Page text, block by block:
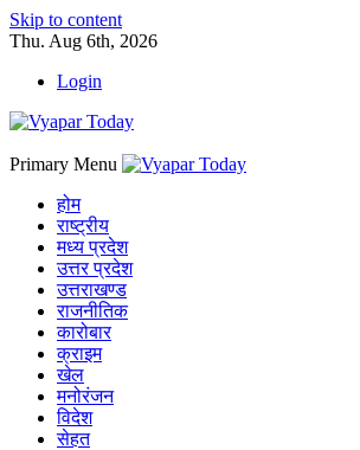
Skip to content
Thu. Aug 6th, 2026
Login
Primary Menu
होम
राष्ट्रीय
मध्य प्रदेश
उत्तर प्रदेश
उत्तराखण्ड
राजनीतिक
कारोबार
क्राइम
खेल
मनोरंजन
विदेश
सेहत